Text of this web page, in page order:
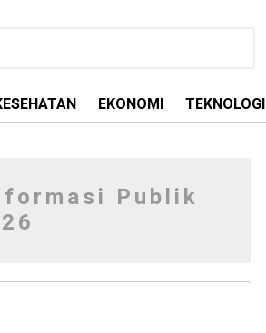
EKONOMI TEKNOLOGI
Publik